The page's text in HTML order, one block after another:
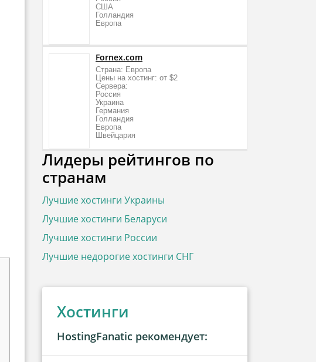
США
Голландия
Европа
Fornex.com
Страна: Европа
Цены на хостинг: от $2
Сервера:
Россия
Украина
Германия
Голландия
Европа
Швейцария
Лидеры рейтингов по
странам
Лучшие хостинги Украины
Лучшие хостинги Беларуси
Лучшие хостинги России
Лучшие недорогие хостинги СНГ
Хостинги
HostingFanatic рекомендует: